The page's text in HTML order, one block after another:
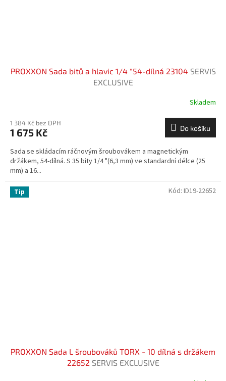
PROXXON Sada bitů a hlavic 1/4 "54-dílná 23104 SERVIS
EXCLUSIVE
Skladem
1 384 Kč bez DPH
1 675 Kč Do košíku
Sada se skládacím ráčnovým šroubovákem a magnetickým
držákem, 54-dílná. S 35 bity 1/4 "(6,3 mm) ve standardní délce (25
mm) a 16...
Tip
PROXXON Sada L šroubováků TORX - 10 dílná s držákem
22652 SERVIS EXCLUSIVE
Kód: ID19-22652